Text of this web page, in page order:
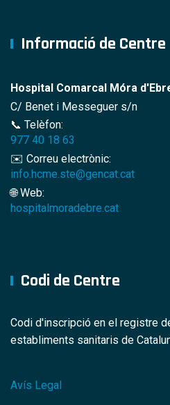
Informació de Centre
Hospital Comarcal Móra
C/ Benet i Messeguer s/n
📞 Telèfon:
977 40 18 63
✉️ Correu electrònic:
info.hcme.ste@gencat.cat
🌐 Web:
hospitalmoradebre.cat
Codi de Centre
Codi d'inscripció en el registre
establiments sanitaris de
Avís Legal